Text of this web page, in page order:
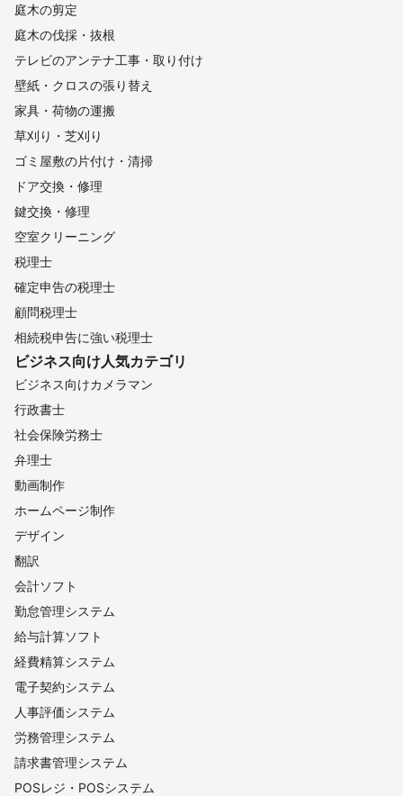
庭木の剪定
庭木の伐採・抜根
テレビのアンテナ工事・取り付け
壁紙・クロスの張り替え
家具・荷物の運搬
草刈り・芝刈り
ゴミ屋敷の片付け・清掃
ドア交換・修理
鍵交換・修理
空室クリーニング
税理士
確定申告の税理士
顧問税理士
相続税申告に強い税理士
ビジネス向け人気カテゴリ
ビジネス向けカメラマン
行政書士
社会保険労務士
弁理士
動画制作
ホームページ制作
デザイン
翻訳
会計ソフト
勤怠管理システム
給与計算ソフト
経費精算システム
電子契約システム
人事評価システム
労務管理システム
請求書管理システム
POSレジ・POSシステム